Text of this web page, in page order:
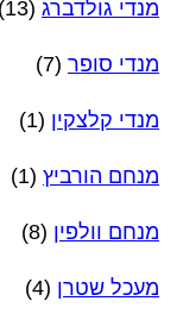
מנדי גולדברג (13)
מנדי סופר (7)
מנדי קלצקין (1)
מנחם הורביץ (1)
מנחם וולפין (8)
מעכל שטרן (4)